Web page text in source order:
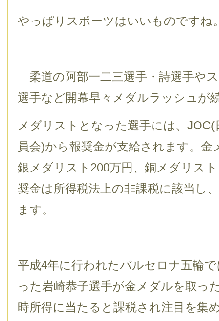
やっぱりスポーツはいいものですね
柔道の阿部一二三選手・詩選手や
選手など開幕早々メダルラッシュが
メダリストとなった選手には、
員会)から報奨金が支給されます。金
銀メダリスト200万円、銅メダリス
奨金は所得税法上の非課税に該当し
ます。
平成4年に行われたバルセロナ五輪
った岩崎恭子選手が金メダルを取っ
時所得に当たると課税され注目を集